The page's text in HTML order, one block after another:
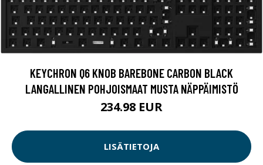
KEYCHRON Q6 KNOB BAREBONE CARBON BLACK
LANGALLINEN POHJOISMAAT MUSTA NÄPPÄIMISTÖ
234.98 EUR
LISÄTIETOJA